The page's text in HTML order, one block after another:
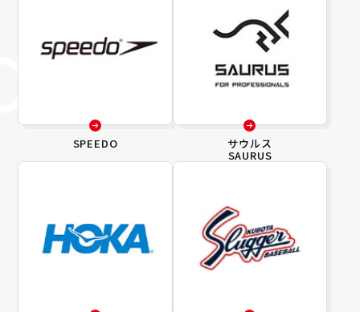
SPEEDO サウルス
SAURUS